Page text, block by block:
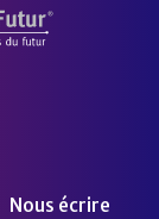
Nous écrire